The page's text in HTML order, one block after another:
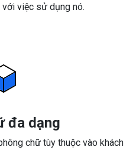
việc sử dụng nó.
đa dạng
chữ tùy thuộc vào khách